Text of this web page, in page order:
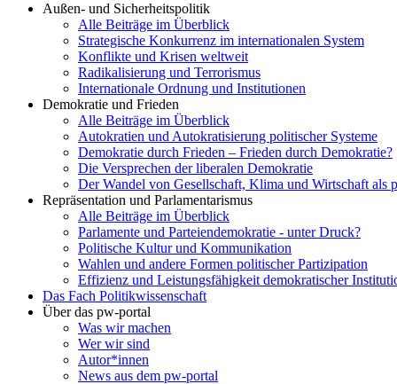
Außen- und Sicherheitspolitik
Alle Beiträge im Überblick
Strategische Konkurrenz im internationalen System
Konflikte und Krisen weltweit
Radikalisierung und Terrorismus
Internationale Ordnung und Institutionen
Demokratie und Frieden
Alle Beiträge im Überblick
Autokratien und Autokratisierung politischer Systeme
Demokratie durch Frieden – Frieden durch Demokratie?
Die Versprechen der liberalen Demokratie
Der Wandel von Gesellschaft, Klima und Wirtschaft als
Repräsentation und Parlamentarismus
Alle Beiträge im Überblick
Parlamente und Parteiendemokratie - unter Druck?
Politische Kultur und Kommunikation
Wahlen und andere Formen politischer Partizipation
Effizienz und Leistungsfähigkeit demokratischer
Das Fach Politikwissenschaft
Über das pw-portal
Was wir machen
Wer wir sind
Autor*innen
News aus dem pw-portal